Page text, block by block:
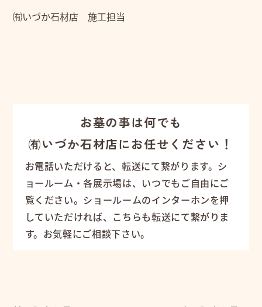
㈲いづか石材店 施工担当
お墓の事は何でも
㈲いづか石材店にお任せください！
お電話いただけると、転送にて繋がります。シ
ョールーム・各展示場は、いつでもご自由にご
覧ください。ショールームのインターホンを押
していただければ、こちらも転送にて繋がりま
す。お気軽にご相談下さい。